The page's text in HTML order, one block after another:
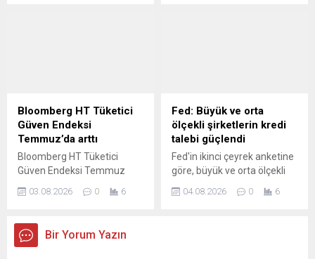
etme gibi önemli yaşam
kararlarını finansal
öncelikleri doğrultusunda
Bloomberg HT Tüketici
Güven Endeksi
Temmuz’da arttı
Bloomberg HT Tüketici
Güven Endeksi Temmuz
yüzde 4.80 oranında artarak
03.08.2026 0 6
Fed: Büyük ve orta
ölçekli şirketlerin kredi
talebi güçlendi
Fed'in ikinci çeyrek anketine
göre, büyük ve orta ölçekli
kredi talebi güçlenirken,
04.08.2026 0 6
Bir Yorum Yazın